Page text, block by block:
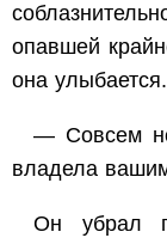
опавшей
она улыбается.
— Совсем
владела
Он убрал